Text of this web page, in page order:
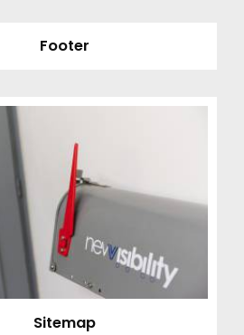
Footer
Sitemap